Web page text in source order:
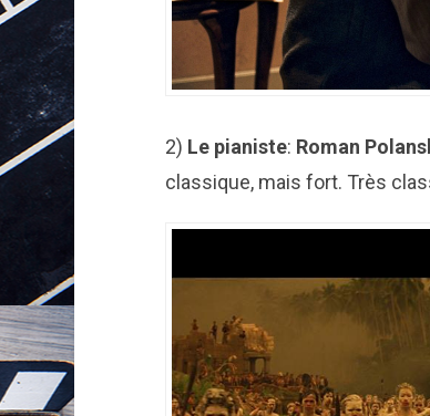
2) Le pianiste: Roman
classique, mais fort. Très